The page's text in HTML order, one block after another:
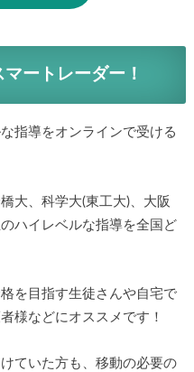
ートレーダー！
指導をオンラインで受ける
大、科学大(東工大)、大阪
ハイレベルな指導を全国ど
を目指す生徒さんや自宅で
様などにオススメです！
ていた方も、移動の必要の